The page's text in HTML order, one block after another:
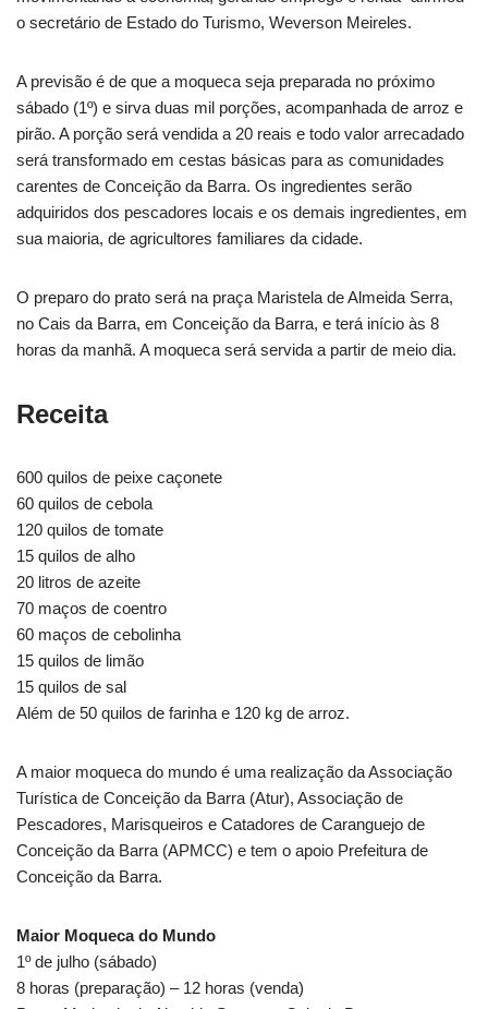
o secretário de Estado do Turismo, Weverson Meireles.
A previsão é de que a moqueca seja preparada no próximo
sábado (1º) e sirva duas mil porções, acompanhada de arroz e
pirão. A porção será vendida a 20 reais e todo valor arrecadado
será transformado em cestas básicas para as comunidades
carentes de Conceição da Barra. Os ingredientes serão
adquiridos dos pescadores locais e os demais ingredientes, em
sua maioria, de agricultores familiares da cidade.
O preparo do prato será na praça Maristela de Almeida Serra,
no Cais da Barra, em Conceição da Barra, e terá início às 8
horas da manhã. A moqueca será servida a partir de meio dia.
Receita
600 quilos de peixe caçonete
60 quilos de cebola
120 quilos de tomate
15 quilos de alho
20 litros de azeite
70 maços de coentro
60 maços de cebolinha
15 quilos de limão
15 quilos de sal
Além de 50 quilos de farinha e 120 kg de arroz.
A maior moqueca do mundo é uma realização da Associação
Turística de Conceição da Barra (Atur), Associação de
Pescadores, Marisqueiros e Catadores de Caranguejo de
Conceição da Barra (APMCC) e tem o apoio Prefeitura de
Conceição da Barra.
Maior Moqueca do Mundo
1º de julho (sábado)
8 horas (preparação) – 12 horas (venda)